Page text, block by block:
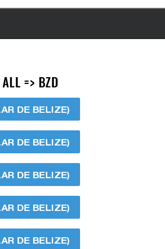
=> BZD
DE BELIZE)
DE BELIZE)
DE BELIZE)
DE BELIZE)
DE BELIZE)